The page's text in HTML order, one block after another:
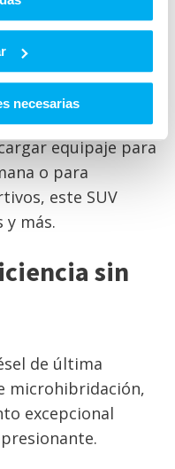
necesarias
que nuestros
Es por
220d 2024
de
adaptarse a tu
equipaje para
o para
este SUV
y más.
sin
de última
microhibridación,
excepcional